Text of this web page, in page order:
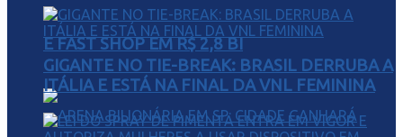
E FAST SHOP EM R$ 2,8 BI
GIGANTE NO TIE-BREAK: BRASIL DERRUBA A
ITÁLIA E ESTÁ NA FINAL DA VNL FEMININA